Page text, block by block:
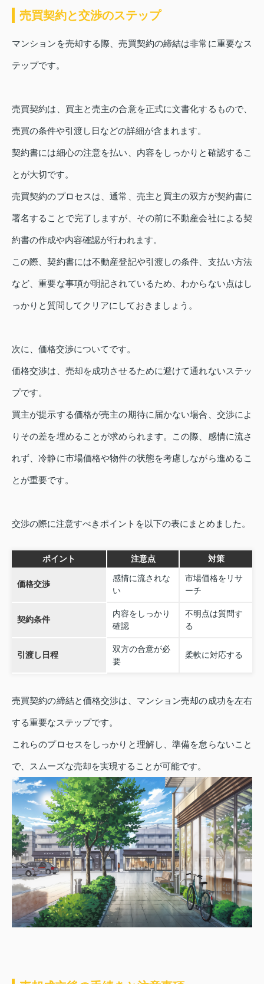
売買契約と交渉のステップ
マンションを売却する際、売買契約の締結は非常に重要なス
テップです。
売買契約は、買主と売主の合意を正式に文書化するもので、
売買の条件や引渡し日などの詳細が含まれます。
契約書には細心の注意を払い、内容をしっかりと確認するこ
とが大切です。
売買契約のプロセスは、通常、売主と買主の双方が契約書に
署名することで完了しますが、その前に不動産会社による契
約書の作成や内容確認が行われます。
この際、契約書には不動産登記や引渡しの条件、支払い方法
など、重要な事項が明記されているため、わからない点はし
っかりと質問してクリアにしておきましょう。
次に、価格交渉についてです。
価格交渉は、売却を成功させるために避けて通れないステッ
プです。
買主が提示する価格が売主の期待に届かない場合、交渉によ
りその差を埋めることが求められます。この際、感情に流さ
れず、冷静に市場価格や物件の状態を考慮しながら進めるこ
とが重要です。
交渉の際に注意すべきポイントを以下の表にまとめました。
ポイント 注意点 対策
価格交渉
感情に流されな
い
市場価格をリサ
ーチ
契約条件
内容をしっかり
確認
不明点は質問す
る
引渡し日程
双方の合意が必
要
柔軟に対応する
売買契約の締結と価格交渉は、マンション売却の成功を左右
する重要なステップです。
これらのプロセスをしっかりと理解し、準備を怠らないこと
で、スムーズな売却を実現することが可能です。